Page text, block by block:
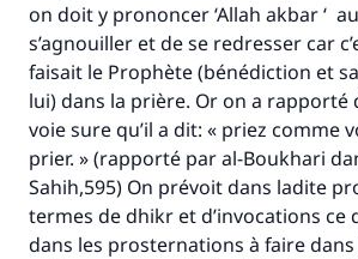
on doit y prononcer‘Allah akbar‘
s’agnouiller et de se redresser car c’
faisait le Prophète (bénédiction et
lui) dans la prière. Or on a rapporté
voie sure qu’il a dit: « priez comme
prier. »(rapporté par al-Boukhari
Sahih,595) On prévoit dans ladite
termes de dhikr et d’invocations ce
dans les prosternations à faire